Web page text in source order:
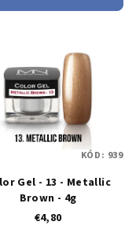
Gel - 13 - Metallic
Brown - 4g
€4,80
KÓD: 939